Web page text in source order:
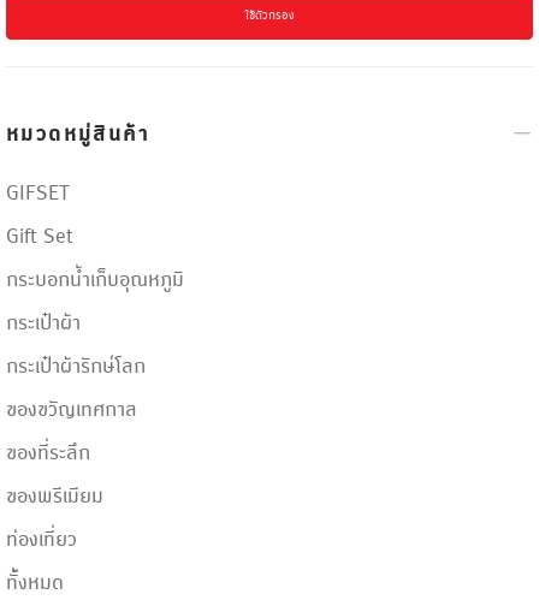
ใช้ตัวกรอง
หมวดหมู่สินค้า
GIFSET
Gift Set
กระบอกน้ำเก็บอุณหภูมิ
กระเป๋าผ้า
กระเป๋าผ้ารักษ์โลก
ของขวัญเทศกาล
ของที่ระลึก
ของพรีเมียม
ท่องเที่ยว
ทั้้งหมด